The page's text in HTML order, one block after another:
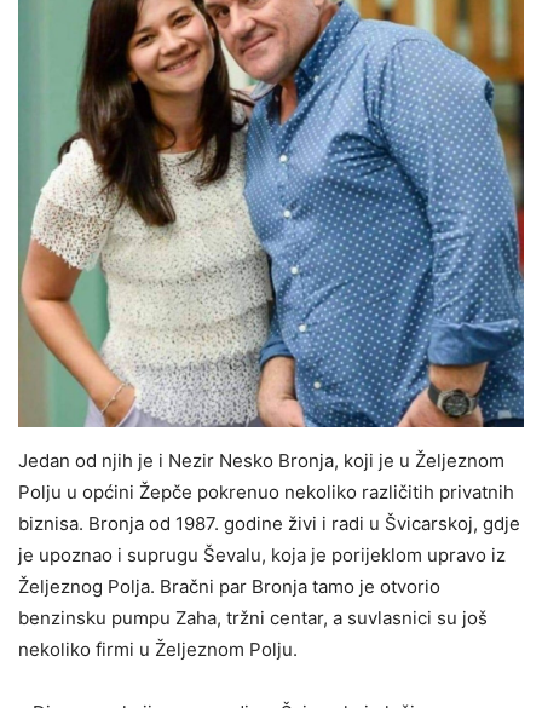
Jedan od njih je i Nezir Nesko Bronja, koji je u Željeznom
Polju u općini Žepče pokrenuo nekoliko različitih privatnih
biznisa. Bronja od 1987. godine živi i radi u Švicarskoj, gdje
je upoznao i suprugu Ševalu, koja je porijeklom upravo iz
Željeznog Polja. Bračni par Bronja tamo je otvorio
benzinsku pumpu Zaha, tržni centar, a suvlasnici su još
nekoliko firmi u Željeznom Polju.